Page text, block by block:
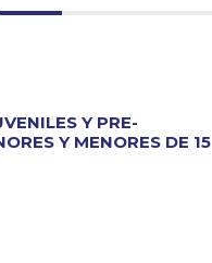
Y PRE-
Y MENORES DE 15